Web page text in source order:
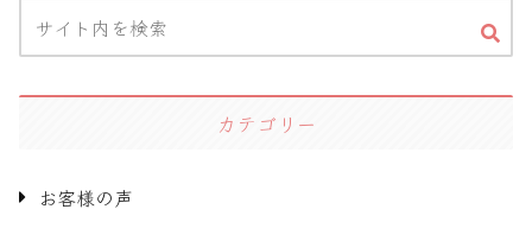
カテゴリー
お客様の声